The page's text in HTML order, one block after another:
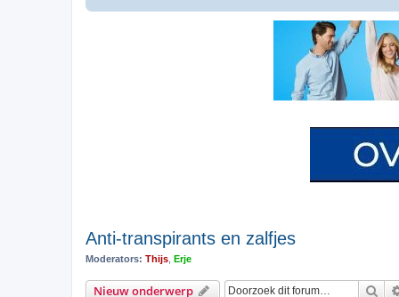
Anti-transpirants en zalfjes
Moderators: Thijs Erje
Nieuw onderwerp